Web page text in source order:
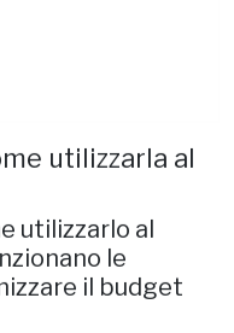
utilizzarla al
utilizzarlo al
le
il budget